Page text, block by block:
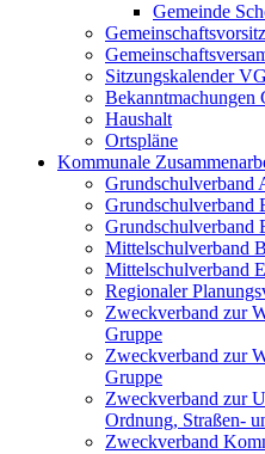
Gemeinde
Sitzungskalender VG
Bekanntmachungen
Haushalt
Ortspläne
Kommunale
Grundschulverband
Grundschulverband
Grundschulverband
Mittelschulverband
Mittelschulverband
Regionaler
Zweckverband zur
Gruppe
Zweckverband zur
Gruppe
Zweckverband zur
Ordnung, Straßen-
Zweckverband